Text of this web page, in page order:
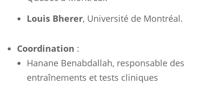
Louis Bherer, Université de Montréal.
Coordination :
Hanane Benabdallah, responsable des
entraînements et tests cliniques